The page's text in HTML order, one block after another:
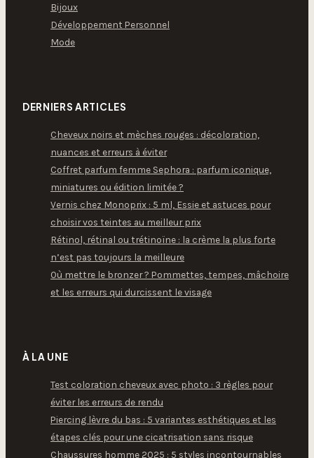
Bijoux
Développement Personnel
Mode
DERNIERS ARTICLES
Cheveux noirs et mèches rouges : décoloration,
nuances et erreurs à éviter
Coffret parfum femme Sephora : parfum iconique,
miniatures ou édition limitée ?
Vernis chez Monoprix : 5 ml, Essie et astuces pour
choisir vos teintes au meilleur prix
Rétinol, rétinal ou trétinoïne : la crème la plus forte
n’est pas toujours la meilleure
Où mettre le bronzer ? Pommettes, tempes, mâchoire
et les erreurs qui durcissent le visage
À LA UNE
Test coloration cheveux avec photo : 3 règles pour
éviter les erreurs de rendu
Piercing lèvre du bas : 5 variantes esthétiques et les
étapes clés pour une cicatrisation sans risque
Chaussures homme 2025 : 5 styles incontournables